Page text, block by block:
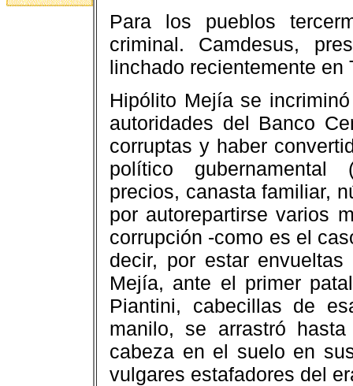
Para los pueblos
criminal. Camdesus,
linchado recientemente en
Hipólito Mejía se
autoridades del Banco
corruptas y haber
político gubernamental
precios, canasta familiar,
por autorepartirse varios
corrupción -como es el
decir, por estar
Mejía, ante el primer
Piantini, cabecillas de
manilo, se arrastró
cabeza en el suelo en
vulgares estafadores del